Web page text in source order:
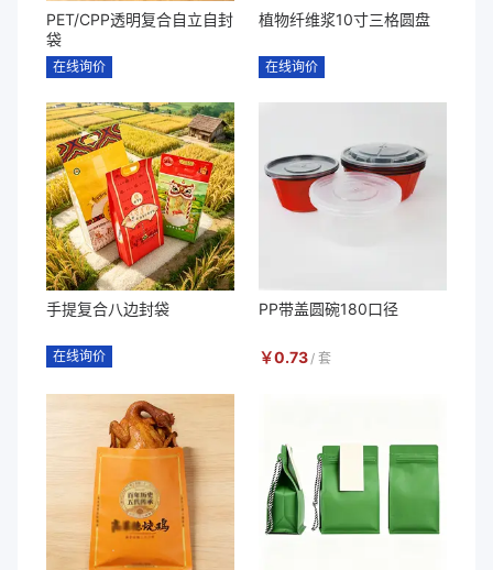
PET/CPP透明复合自立自封
袋
在线询价
植物纤维浆10寸三格圆盘
在线询价
手提复合八边封袋
在线询价
PP带盖圆碗180口径
￥0.73 / 套